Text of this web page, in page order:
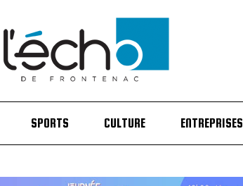
SPORTS CULTURE ENTREPRISES